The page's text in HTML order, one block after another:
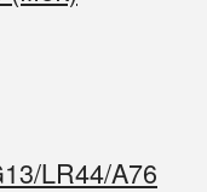
LR44/A76